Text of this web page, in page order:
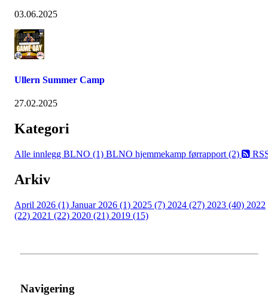
03.06.2025
Ullern Summer Camp
27.02.2025
Kategori
Alle innlegg BLNO (1) BLNO hjemmekamp førrapport (2)
Arkiv
April 2026 (1) Januar 2026 (1) 2025 (7) 2024 (27) 2023 (40) 2022
(22) 2021 (22) 2020 (21) 2019 (15)
Navigering